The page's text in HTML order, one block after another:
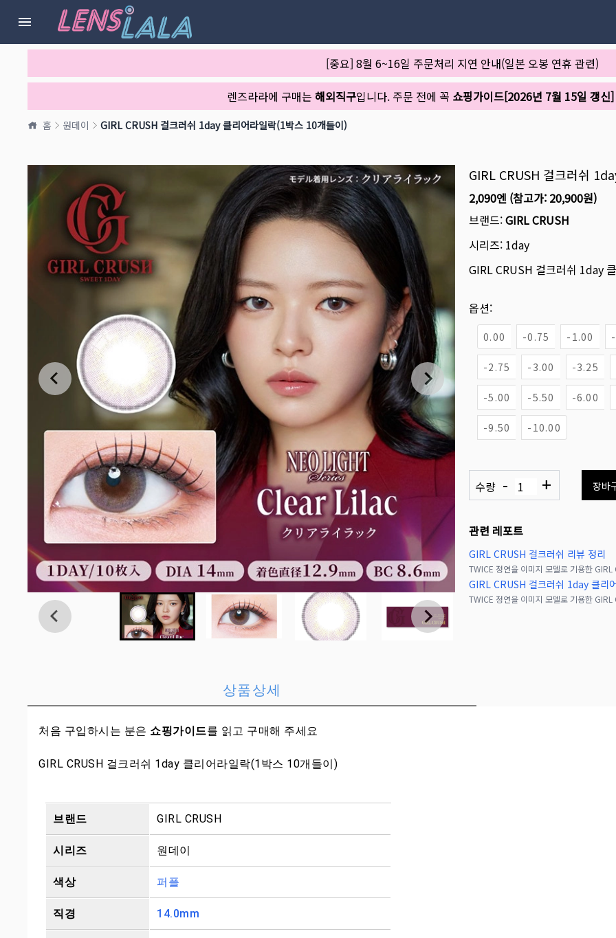
[중요] 8월 6~16일 주문처리 지연 안내(일본 오봉 연휴 관련)
렌즈라라에 구매는 해외직구입니다. 주문 전에 꼭 쇼핑가이드[2026년 7월 15일 갱신]
홈 원데이 GIRL CRUSH 걸크러쉬 1day 클리어라일락(1박스 10개들이)
GIRL CRUSH 걸크러쉬
2,090엔 (참고가: 20,900원)
브랜드:GIRL CRUSH
시리즈: 1day
GIRL CRUSH 걸크러쉬 1day
옵션:
0.00 -0.75 -1.00
-2.75 -3.00 -3.25
-5.00 -5.50 -6.00
-9.50 -10.00
수량 - + 장바
관련 레포트
GIRL CRUSH 걸크러쉬 리뷰 정리
GIRL CRUSH 걸크러쉬 1day 클리
상품상세
처음 구입하시는 분은 쇼핑가이드를 읽고 구매해 주세요
GIRL CRUSH 걸크러쉬 1day 클리어라일락(1박스 10개들이)
브랜드 GIRL CRUSH
시리즈 원데이
색상 퍼플
직경 14.0mm